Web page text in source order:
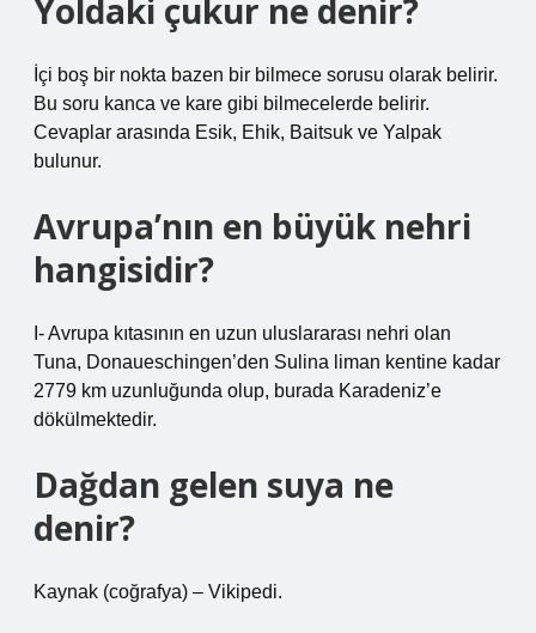
Yoldaki çukur ne denir?
İçi boş bir nokta bazen bir bilmece sorusu olarak belirir.
Bu soru kanca ve kare gibi bilmecelerde belirir.
Cevaplar arasında Esik, Ehik, Baitsuk ve Yalpak
bulunur.
Avrupa’nın en büyük nehri
hangisidir?
I- Avrupa kıtasının en uzun uluslararası nehri olan
Tuna, Donaueschingen’den Sulina liman kentine kadar
2779 km uzunluğunda olup, burada Karadeniz’e
dökülmektedir.
Dağdan gelen suya ne
denir?
Kaynak (coğrafya) – Vikipedi.